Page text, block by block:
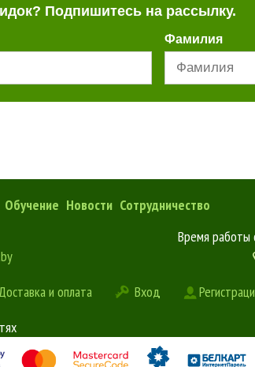
Подпишитесь на рассылку.
Фамилия
Обучение Новости Сотрудничество
Время работы
и оплата Вход